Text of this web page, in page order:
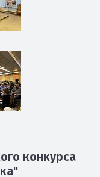
конкурса